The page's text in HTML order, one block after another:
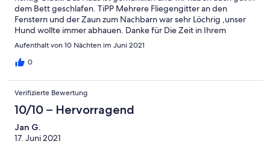
dem Bett geschlafen. TiPP Mehrere Fliegengitter an den
Fenstern und der Zaun zum Nachbarn war sehr Löchrig ,unser
Hund wollte immer abhauen. Danke für Die Zeit in Ihrem
Objekt.Wir kommen wieder👍
Aufenthalt von 10 Nächten im Juni 2021
0
Verifizierte Bewertung
10/10 – Hervorragend
Jan G.
17. Juni 2021